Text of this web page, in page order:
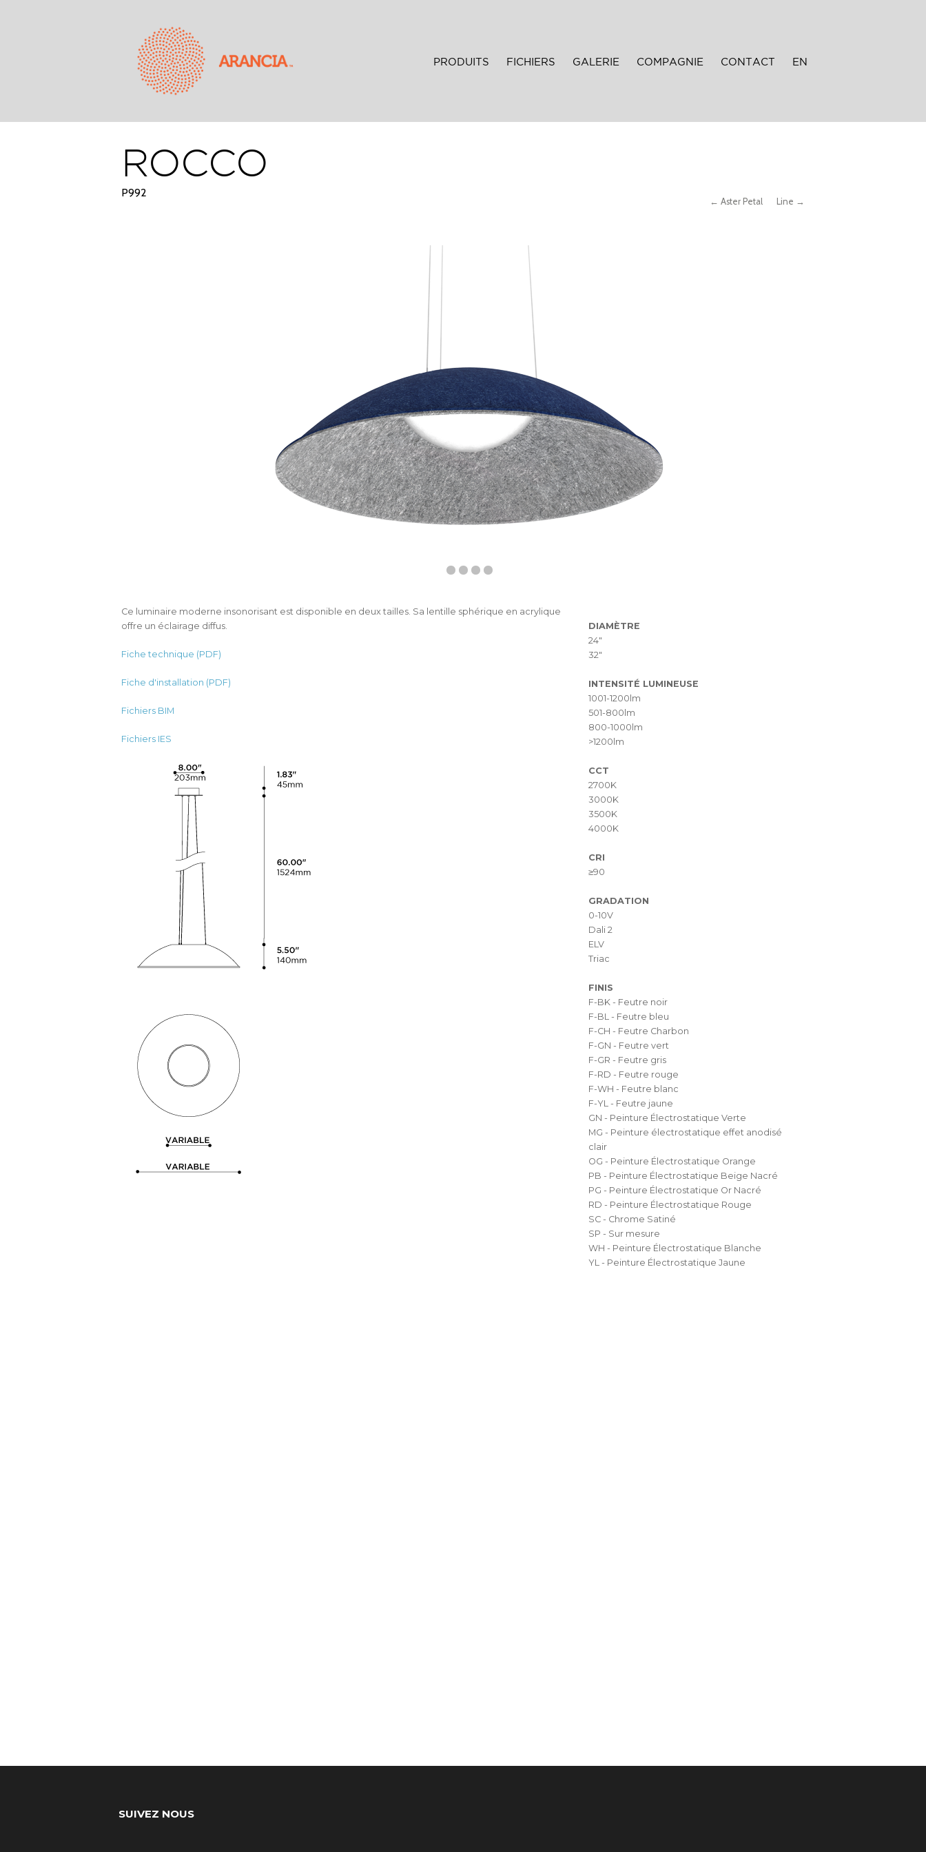
PRODUITS FICHIERS GALERIE COMPAGNIE CONTACT EN
ROCCO
P992
← Aster Petal Line →
Ce luminaire moderne insonorisant est disponible en deux tailles. Sa lentille sphérique en acrylique
offre un éclairage diffus.
Fiche technique (PDF)
Fiche d'installation (PDF)
Fichiers BIM
Fichiers IES
DIAMÈTRE
24"
32"
INTENSITÉ LUMINEUSE
1001-1200lm
501-800lm
800-1000lm
>1200lm
CCT
2700K
3000K
3500K
4000K
CRI
≥90
GRADATION
0-10V
Dali 2
ELV
Triac
FINIS
F-BK - Feutre noir
F-BL - Feutre bleu
F-CH - Feutre Charbon
F-GN - Feutre vert
F-GR - Feutre gris
F-RD - Feutre rouge
F-WH - Feutre blanc
F-YL - Feutre jaune
GN - Peinture Électrostatique Verte
MG - Peinture électrostatique effet anodisé
clair
OG - Peinture Électrostatique Orange
PB - Peinture Électrostatique Beige Nacré
PG - Peinture Électrostatique Or Nacré
RD - Peinture Électrostatique Rouge
SC - Chrome Satiné
SP - Sur mesure
WH - Peinture Électrostatique Blanche
YL - Peinture Électrostatique Jaune
SUIVEZ NOUS